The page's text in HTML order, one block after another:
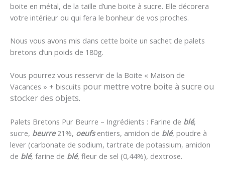
boite en métal, de la taille d’une boite à sucre. Elle décorera
votre intérieur ou qui fera le bonheur de vos proches.
Nous vous avons mis dans cette boite un sachet de palets
bretons d’un poids de 180g.
Vous pourrez vous resservir de la Boite « Maison de
Vacances » + biscuits pour mettre votre boite à sucre ou
stocker des objets.
Palets Bretons Pur Beurre – Ingrédients : Farine de blé,
sucre, beurre21%, oeufsentiers, amidon de blé, poudre à
lever (carbonate de sodium, tartrate de potassium, amidon
de blé, farine de blé, fleur de sel (0,44%), dextrose.